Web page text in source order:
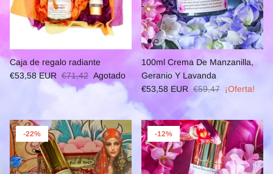
Caja de regalo radiante
€53,58 EUR €71,42 Agotado
100ml Crema De Manzanilla,
Geranio Y Lavanda
€53,58 EUR €59,47 ¡Oferta!
-22% -12%